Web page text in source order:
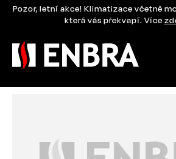
PřejítPozor, letní akce! Klimatizace včetně
která vás překvapí. Více